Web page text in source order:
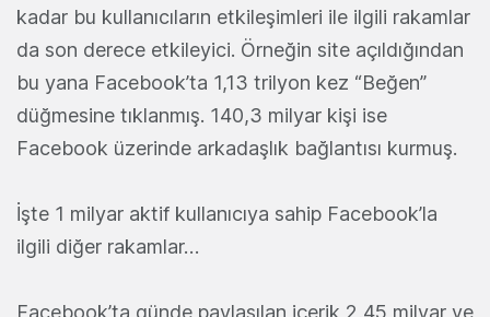
kadar bu kullanıcıların etkileşimleri ile ilgili rakamlar
da son derece etkileyici. Örneğin site açıldığından
bu yana Facebook’ta 1,13 trilyon kez “Beğen”
düğmesine tıklanmış. 140,3 milyar kişi ise
Facebook üzerinde arkadaşlık bağlantısı kurmuş.
İşte 1 milyar aktif kullanıcıya sahip Facebook’la
ilgili diğer rakamlar…
Facebook’ta günde paylaşılan içerik 2,45 milyar ve